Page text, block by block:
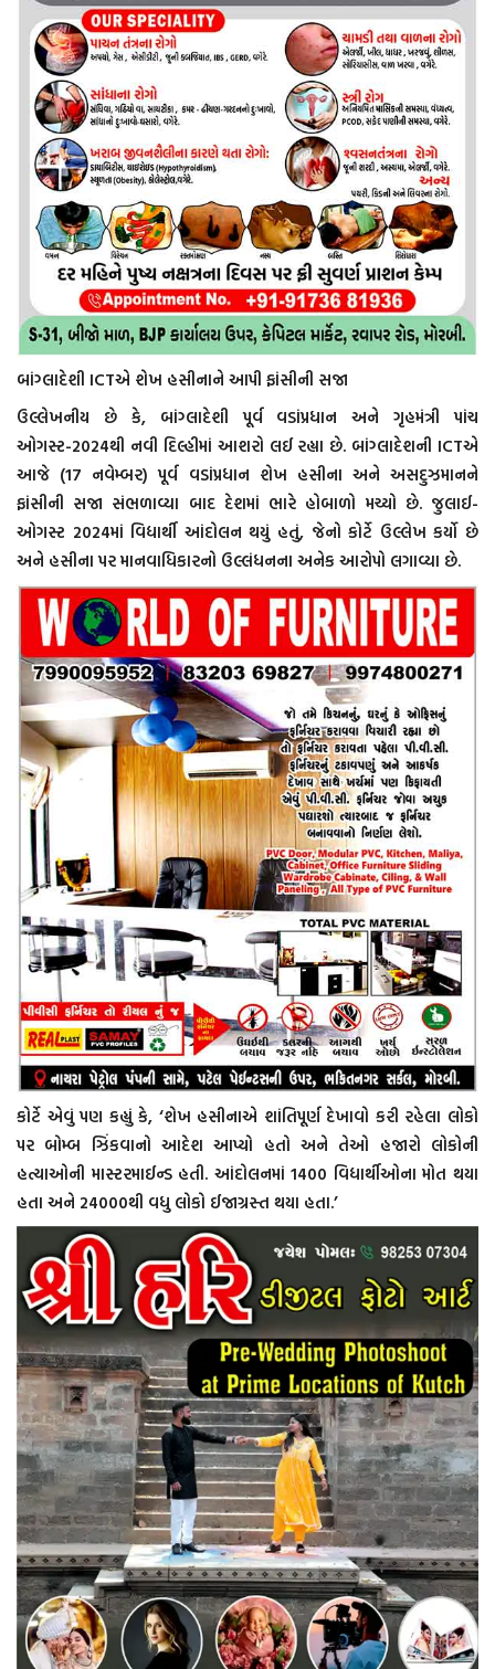
બાંગ્લાદેશી ICTએ શેખ હસીનાને આપી ફાંસીની સજા
ઉલ્લેખનીય છે કે, બાંગ્લાદેશી પૂર્વ વડાંપ્રધાન અને ગૃહમંત્રી પાંચ
ઓગસ્ટ-2024થી નવી દિલ્હીમાં આશરો લઈ રહ્યા છે. બાંગ્લાદેશની ICTએ
આજે (17 નવેમ્બર) પૂર્વ વડાંપ્રધાન શેખ હસીના અને અસદુઝમાનને
ફાંસીની સજા સંભળાવ્યા બાદ દેશમાં ભારે હોબાળો મચ્યો છે. જુલાઈ-
ઓગસ્ટ 2024માં વિદ્યાર્થી આંદોલન થયું હતું, જેનો કોર્ટે ઉલ્લેખ કર્યો છે
અને હસીના પર માનવાધિકારનો ઉલ્લંધનના અનેક આરોપો લગાવ્યા છે.
કોર્ટે એવું પણ કહ્યું કે, ‘શેખ હસીનાએ શાંતિપૂર્ણ દેખાવો કરી રહેલા લોકો
પર બોમ્બ ઝિંકવાનો આદેશ આપ્યો હતો અને તેઓ હજારો લોકોની
હત્યાઓની માસ્ટરમાઈન્ડ હતી. આંદોલનમાં 1400 વિદ્યાર્થીઓના મોત થયા
હતા અને 24000થી વધુ લોકો ઈજાગ્રસ્ત થયા હતા.’